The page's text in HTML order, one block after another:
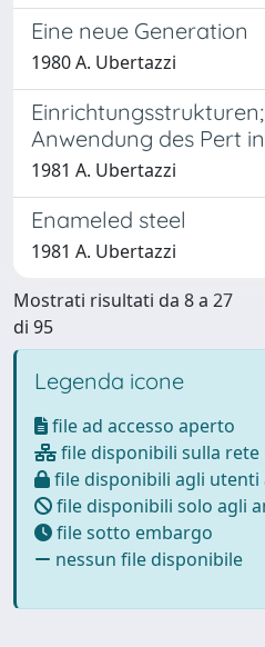
Eine neue Generation
1980 A. Ubertazzi
Anwendung des Pert
1981 A. Ubertazzi
Enameled steel
1981 A. Ubertazzi
Mostrati risultati da 8 a 27
di 95
Legenda icone
file ad accesso aperto
file disponibili sulla rete
file disponibili agli utenti
file disponibili solo agli
file sotto embargo
nessun file disponibile